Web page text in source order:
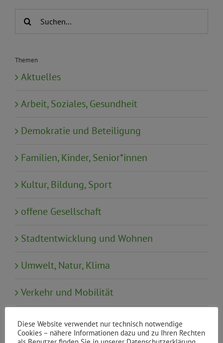
Suche
Themen
Aktuelles
Arbeit, Soziales, Gesundheit
Demokratie und Beteiligung
Familien, Kinder, Senior*innen
Kultur, Bildung, Sport
offene Gesellschaft
Stadtentwicklung und Wohnen
Umwelt, Natur, Klima
Verkehr und Mobilität
Wahl
Diese Website verwendet nur technisch notwendige
Cookies – nähere Informationen dazu und zu Ihren Rechten